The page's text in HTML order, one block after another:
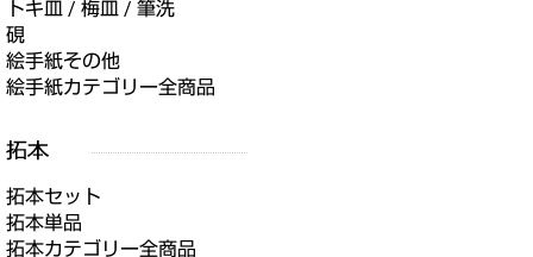
トキ皿 / 梅皿 / 筆洗
硯
絵手紙その他
絵手紙カテゴリー全商品
拓本セット
拓本単品
拓本カテゴリー全商品